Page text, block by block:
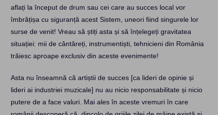
aflați la început de drum sau cei care au succes local vor
îmbrățișa cu siguranță acest Sistem, uneori fiind singurele lor
surse de venit! Vreau să știți asta și să înțelegeți gravitatea
situației: mii de cântăreți, instrumentiști, tehnicieni din România
trăiesc aproape exclusiv din aceste evenimente!
Asta nu înseamnă că artiștii de succes [ca lideri de opinie și
lideri ai industriei muzicale] nu au nicio responsabilitate și nicio
putere de a face valuri. Mai ales în aceste vremuri în care